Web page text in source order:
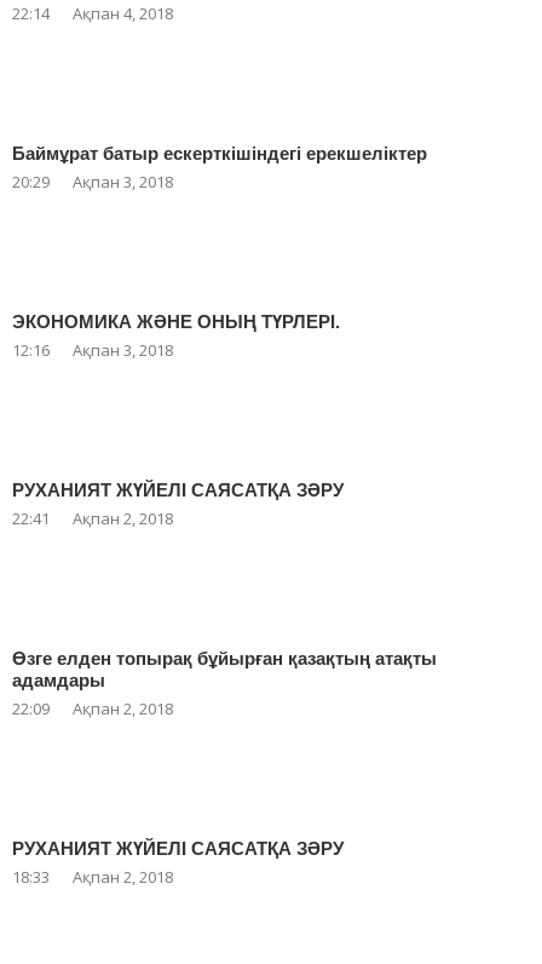
22:14 Ақпан 4, 2018
Баймұрат батыр ескерткішіндегі ерекшеліктер
20:29 Ақпан 3, 2018
ЭКОНОМИКА ЖӘНЕ ОНЫҢ ТҮРЛЕРІ.
12:16 Ақпан 3, 2018
РУХАНИЯТ ЖҮЙЕЛІ САЯСАТҚА ЗӘРУ
22:41 Ақпан 2, 2018
Өзге елден топырақ бұйырған қазақтың атақты
адамдары
22:09 Ақпан 2, 2018
РУХАНИЯТ ЖҮЙЕЛІ САЯСАТҚА ЗӘРУ
18:33 Ақпан 2, 2018